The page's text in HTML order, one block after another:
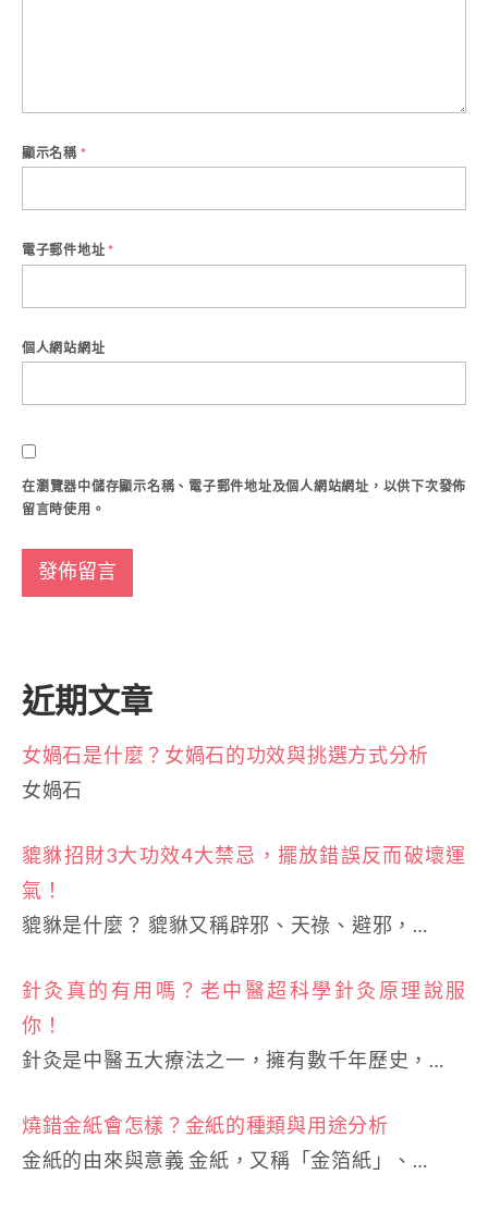
顯示名稱 *
電子郵件地址 *
個人網站網址
在瀏覽器中儲存顯示名稱、電子郵件地址及個人網站網址，以供下次發佈
留言時使用。
近期文章
女媧石是什麼？女媧石的功效與挑選方式分析
女媧石
貔貅招財3大功效4大禁忌，擺放錯誤反而破壞運
氣！
貔貅是什麼？ 貔貅又稱辟邪、天祿、避邪，…
針灸真的有用嗎？老中醫超科學針灸原理說服
你！
針灸是中醫五大療法之一，擁有數千年歷史，…
燒錯金紙會怎樣？金紙的種類與用途分析
金紙的由來與意義 金紙，又稱「金箔紙」、…